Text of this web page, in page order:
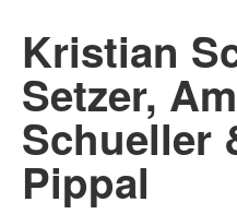
Kristian
Setzer,
Schueller
Pippal